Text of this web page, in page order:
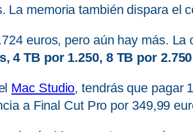
La memoria también dispara el
euros, pero aún hay más.
4 TB por 1.250, 8 TB por
Mac Studio, tendrás que pagar
a Final Cut Pro por 349,99